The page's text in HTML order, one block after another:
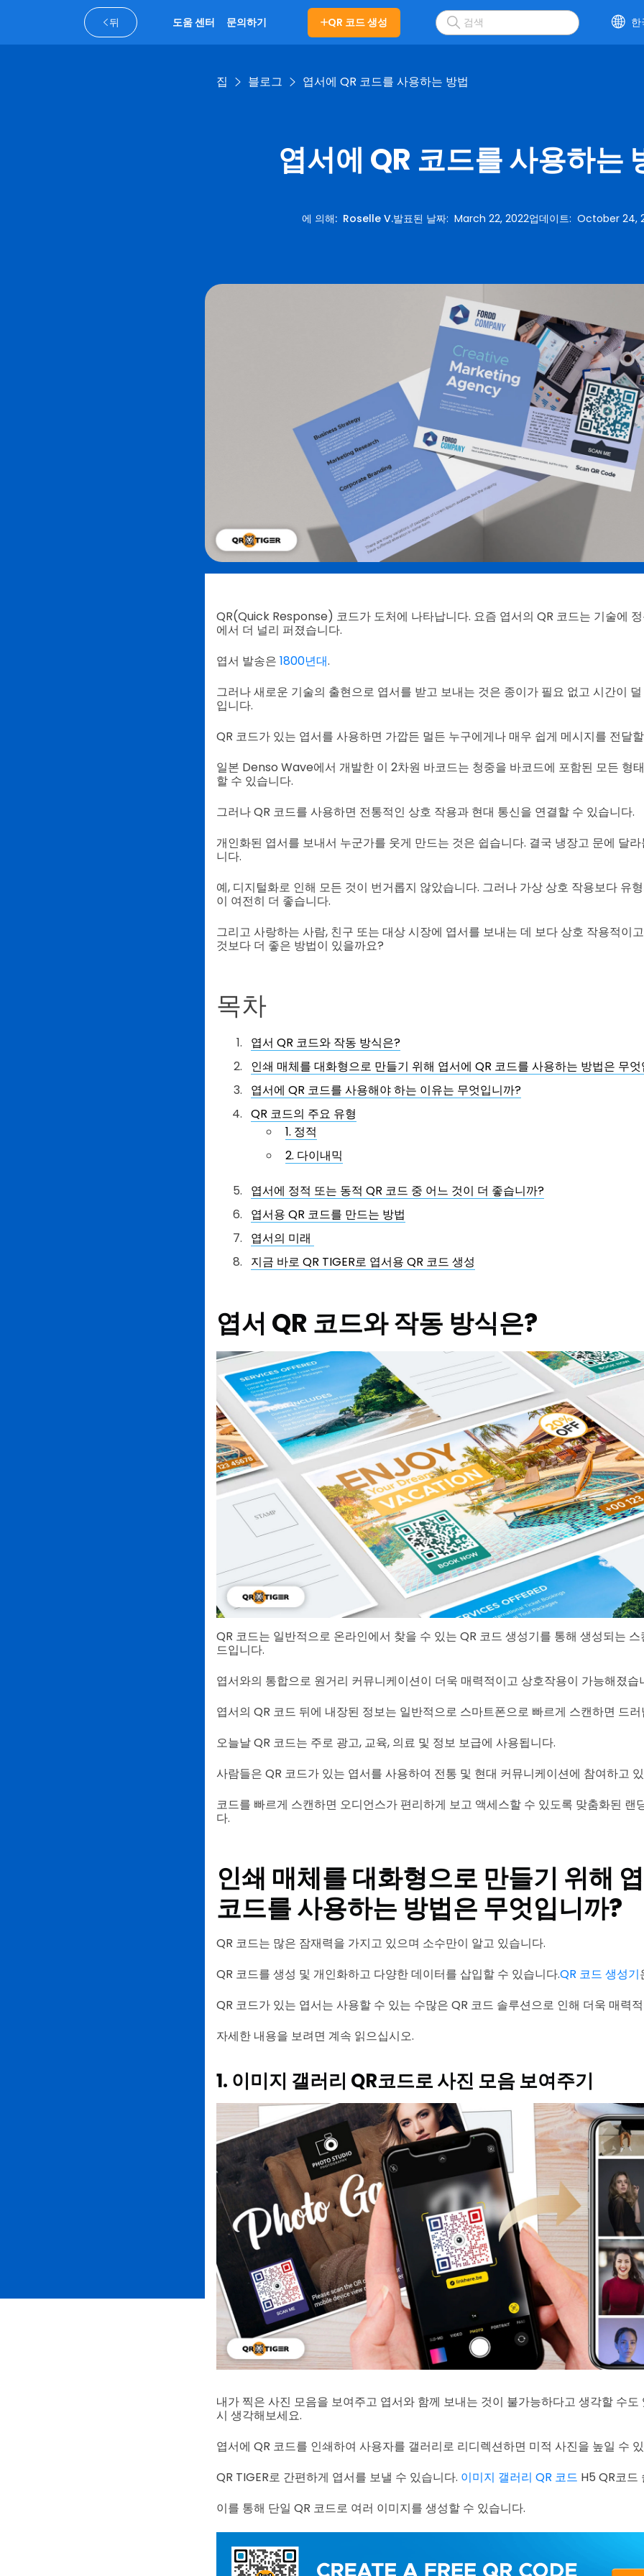
뒤 도움 센터 문의하기 QR 코드 생성 한
집 블로그 엽서에 QR 코드를 사용하는 방법
엽서에 QR 코드를 사용하는
에 의해: Roselle V.발표된 날짜: March 22, 2022업데이트: October 24,
QR(Quick Response) 코드가 도처에 나타납니다. 요즘 엽서의 QR 코드는 기술에
에서 더 널리 퍼졌습니다.
엽서 발송은 1800년대.
그러나 새로운 기술의 출현으로 엽서를 받고 보내는 것은 종이가 필요 없고 시간이
입니다.
QR 코드가 있는 엽서를 사용하면 가깝든 멀든 누구에게나 매우 쉽게 메시지를 전달
일본 Denso Wave에서 개발한 이 2차원 바코드는 청중을 바코드에 포함된 모든 형
할 수 있습니다.
그러나 QR 코드를 사용하면 전통적인 상호 작용과 현대 통신을 연결할 수 있습니다.
개인화된 엽서를 보내서 누군가를 웃게 만드는 것은 쉽습니다. 결국 냉장고 문에 달
니다.
예, 디지털화로 인해 모든 것이 번거롭지 않았습니다. 그러나 가상 상호 작용보다 유
이 여전히 더 좋습니다.
그리고 사랑하는 사람, 친구 또는 대상 시장에 엽서를 보내는 데 보다 상호 작용적이
것보다 더 좋은 방법이 있을까요?
목차
엽서 QR 코드와 작동 방식은?
인쇄 매체를 대화형으로 만들기 위해 엽서에 QR 코드를 사용하는 방법은 무
엽서에 QR 코드를 사용해야 하는 이유는 무엇입니까?
QR 코드의 주요 유형
1. 정적
2. 다이내믹
엽서에 정적 또는 동적 QR 코드 중 어느 것이 더 좋습니까?
엽서용 QR 코드를 만드는 방법
엽서의 미래
지금 바로 QR TIGER로 엽서용 QR 코드 생성
엽서 QR 코드와 작동 방식은?
QR 코드는 일반적으로 온라인에서 찾을 수 있는 QR 코드 생성기를 통해 생성되는
드입니다.
엽서와의 통합으로 원거리 커뮤니케이션이 더욱 매력적이고 상호작용이 가능해졌습
엽서의 QR 코드 뒤에 내장된 정보는 일반적으로 스마트폰으로 빠르게 스캔하면 드러
오늘날 QR 코드는 주로 광고, 교육, 의료 및 정보 보급에 사용됩니다.
사람들은 QR 코드가 있는 엽서를 사용하여 전통 및 현대 커뮤니케이션에 참여하고
코드를 빠르게 스캔하면 오디언스가 편리하게 보고 액세스할 수 있도록 맞춤화된 랜
다.
인쇄 매체를 대화형으로 만들기 위해
코드를 사용하는 방법은 무엇입니까?
QR 코드는 많은 잠재력을 가지고 있으며 소수만이 알고 있습니다.
QR 코드를 생성 및 개인화하고 다양한 데이터를 삽입할 수 있습니다.QR 코드 생성기
QR 코드가 있는 엽서는 사용할 수 있는 수많은 QR 코드 솔루션으로 인해 더욱 매력
자세한 내용을 보려면 계속 읽으십시오.
1. 이미지 갤러리 QR코드로 사진 모음 보여주기
내가 찍은 사진 모음을 보여주고 엽서와 함께 보내는 것이 불가능하다고 생각할 수도
시 생각해보세요.
엽서에 QR 코드를 인쇄하여 사용자를 갤러리로 리디렉션하면 미적 사진을 높일 수
QR TIGER로 간편하게 엽서를 보낼 수 있습니다. 이미지 갤러리 QR 코드 H5 QR코드
이를 통해 단일 QR 코드로 여러 이미지를 생성할 수 있습니다.